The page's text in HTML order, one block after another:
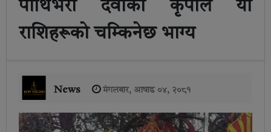
पाथिभरा देवीकाे कृपाले यी
राशिहरूकाे चम्किनेछ भाग्य
News मंगलबार, आषाढ ०४, २०८१